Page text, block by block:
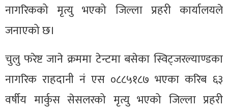
नागरिकको मृत्यु भएको जिल्ला प्रहरी कार्यालयले
जनाएको छ।
चुलु फरेष्ट जाने क्रममा टेन्टमा बसेका स्विट्जरल्याण्डका
नागरिक राहदानी नं एस ०८८५१८७ भएका करिब ६३
वर्षीय मार्कुस सेसलरको मृत्यु भएको जिल्ला प्रहरी